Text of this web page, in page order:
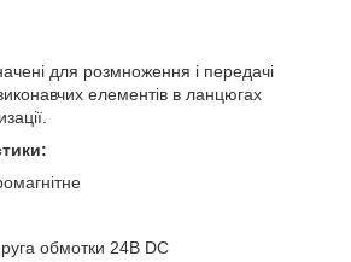
для розмноження і передачі
елементів в ланцюгах
обмотки 24В DC